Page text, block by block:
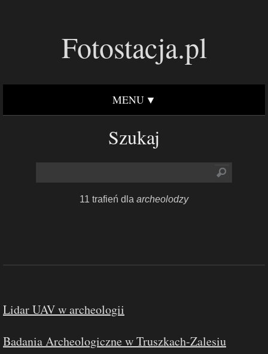
Fotostacja.pl
MENU
Szukaj
11 trafień dla archeolodzy
Lidar UAV w archeologii
Badania Archeologiczne w Truszkach-Zalesiu